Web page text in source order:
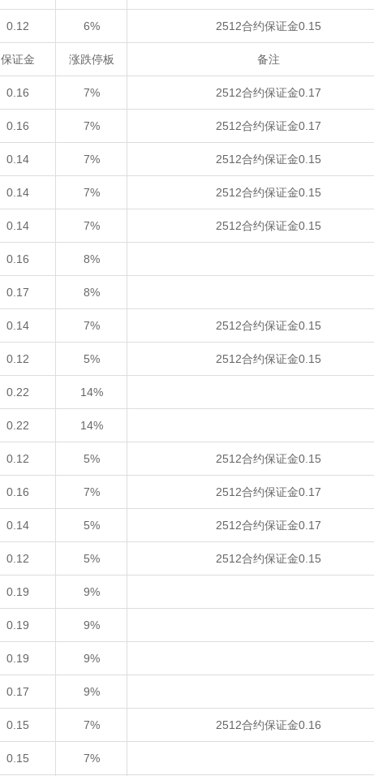
0.12 6% 2512合约保证金0.15
保证金 涨跌停板 备注
0.16 7% 2512合约保证金0.17
0.16 7% 2512合约保证金0.17
0.14 7% 2512合约保证金0.15
0.14 7% 2512合约保证金0.15
0.14 7% 2512合约保证金0.15
0.16 8%
0.17 8%
0.14 7% 2512合约保证金0.15
0.12 5% 2512合约保证金0.15
0.22 14%
0.22 14%
0.12 5% 2512合约保证金0.15
0.16 7% 2512合约保证金0.17
0.14 5% 2512合约保证金0.17
0.12 5% 2512合约保证金0.15
0.19 9%
0.19 9%
0.19 9%
0.17 9%
0.15 7% 2512合约保证金0.16
0.15 7%